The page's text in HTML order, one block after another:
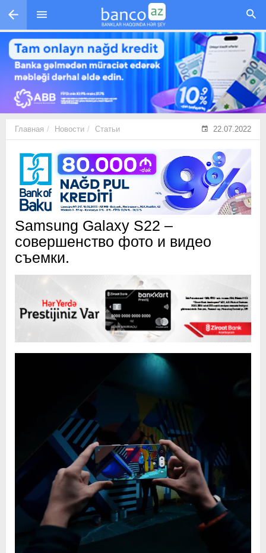
Перейти к основному содержанию
Главная Новости Статьи 22.07.2022
Samsung Galaxy S22 –
совершенство фото и видео
съемки.